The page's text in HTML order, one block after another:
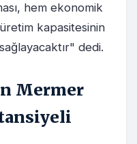
hem ekonomik
kapasitesinin
dedi.
Mermer